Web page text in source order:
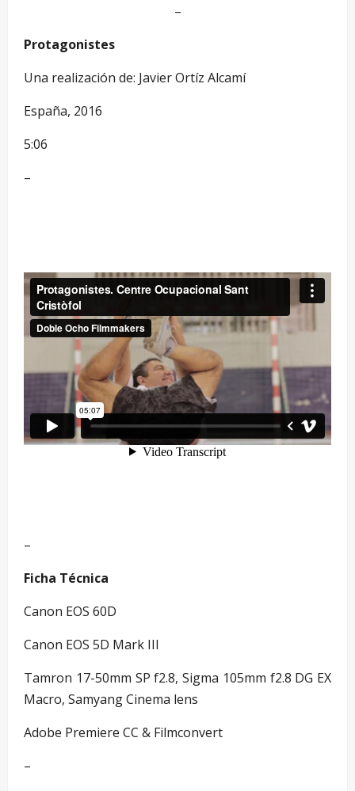
–
Protagonistes
Una realización de: Javier Ortíz Alcamí
España, 2016
5:06
–
–
Ficha Técnica
Canon EOS 60D
Canon EOS 5D Mark III
Tamron 17-50mm SP f2.8, Sigma 105mm f2.8 DG EX
Macro, Samyang Cinema lens
Adobe Premiere CC & Filmconvert
–